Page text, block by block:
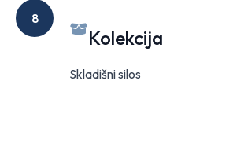
8
Kolekcija
Skladišni silos